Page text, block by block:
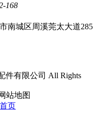
168
南城区周溪莞太大道285
件有限公司 All Rights
站地图
页